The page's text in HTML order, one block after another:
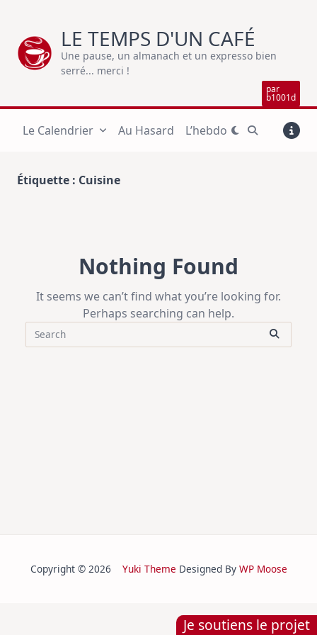
Je soutiens le projet
content
LE TEMPS D'UN CAFÉ
Une pause, un almanach et un expresso bien
serré... merci !
par
b1001d
Le Calendrier Au Hasard L’hebdo
Étiquette : Cuisine
Nothing Found
It seems we can’t find what you’re looking for.
Perhaps searching can help.
Search
Copyright © 2026 Yuki Theme Designed By WP Moose